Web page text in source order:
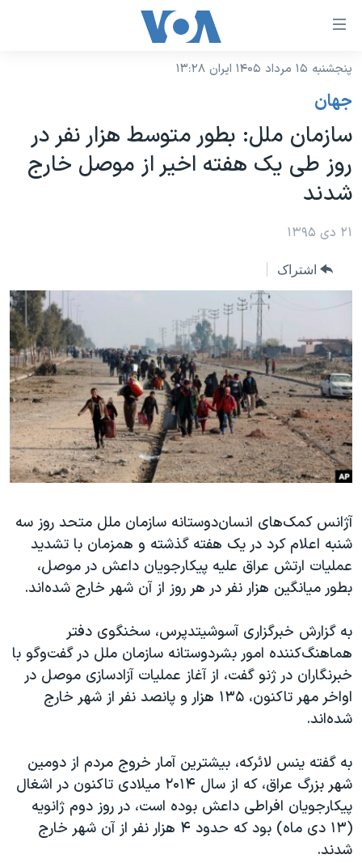
لینکهای
دسترسی
جهش
محتوای
اصلی
جهش
صفحه
جهش
به
نسخه سبک وب‌سایت
موضوع ها
ایران
آمریکا
جهان
ورزشی
گزیده‌ها
ویدیوها
فرهنگ و زندگی
حقوق شهروندی
اقتصادی
علم و فناوری
گالری عکس
آرشیو پخش زنده
برنامه های تلویزیونی
جدول برنامه ها
صفحه‌های ویژه
جام جهانی ۲۰۲۶
عملیات خشم حماسی
بایگانی برنامه‌های تلویزیونی
مستندها
انتخابات ریاست جمهوری آمریکا ۲۰۲۴
حمله جمهوری اسلامی به اسرائیل
رمز مهسا
اعتراضات زن، زندگی، آزادی
مجموعه مستندهای دادخواهی
تریبونال مردمی آبان ۹۸
چهل سال گروگان‌گیری
قانون شفافیت دارائی کادر رهبری ایران
اعتراضات مردمی آبان ۹۸
اسرائیل در جنگ
نرگس محمدی برنده جایزه نوبل صلح
همایش محافظه‌کاران آمریکا «سی‌پک»
صفحه‌های ویژه
سفر پرزیدنت ترامپ به چین
فرکانس‌های صدای آمریکا
پخش رادیویی
یادگیری زبان انگلیسی
دنبال کنید
زبانهای مختلف
پنجشنبه ۱۵ مرداد ۱۴۰۵ ایران ۱۳:۲۸
جهان
سازمان ملل: بطور متوسط هزار نفر در
روز طی یک هفته اخیر از موصل خارج
شدند
۲۱ دی ۱۳۹۵
اشتراک
آژانس کمک‌های انسان‌دوستانه سازمان ملل متحد روز سه
شنبه اعلام کرد در یک هفته گذشته و همزمان با تشدید
عملیات ارتش عراق علیه پیکارجویان داعش در موصل،
بطور میانگین هزار نفر در هر روز از آن شهر خارج شده‌اند.
به گزارش خبرگزاری آسوشیتدپرس، سخنگوی دفتر
هماهنگ‌کننده امور بشردوستانه سازمان ملل در گفت‌وگو با
خبرنگاران در ژنو گفت، از آغاز عملیات آزادسازی موصل در
اواخر مهر تاکنون، ۱۳۵ هزار و پانصد نفر از شهر خارج
شده‌اند.
به گفته ینس لائرکه، بیشترین آمار خروج مردم از دومین
شهر بزرگ عراق، که از سال ۲۰۱۴ میلادی تاکنون در اشغال
پیکارجویان افراطی داعش بوده است، در روز دوم ژانویه
(۱۳ دی ماه) بود که حدود ۴ هزار نفر از آن شهر خارج
شدند.